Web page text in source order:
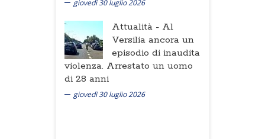
giovedì 30 luglio 2026
Attualità - Al
Versilia ancora un
episodio di inaudita
violenza. Arrestato un uomo
di 28 anni
giovedì 30 luglio 2026